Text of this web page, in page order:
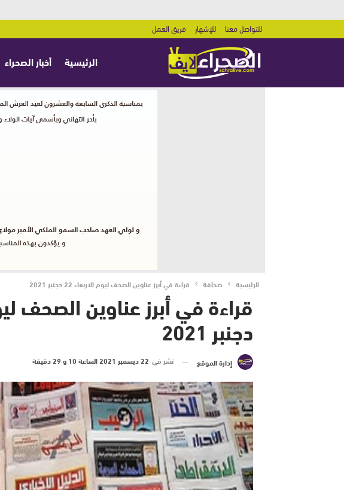
للتواصل معنا للإشهار فريق العمل
الرئيسية أخبار الصحراء
الرئيسية صحافة قراءة في أبرز عناوين الصحف ليوم الاربعاء 22 دجنبر 2021
دجنبر 2021
إدارة الموقع نشر في 22 ديسمبر 2021 الساعة 10 و 29 دقيقة